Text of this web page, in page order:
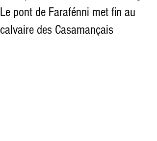
Le pont de Farafénni met fin au
calvaire des Casamançais